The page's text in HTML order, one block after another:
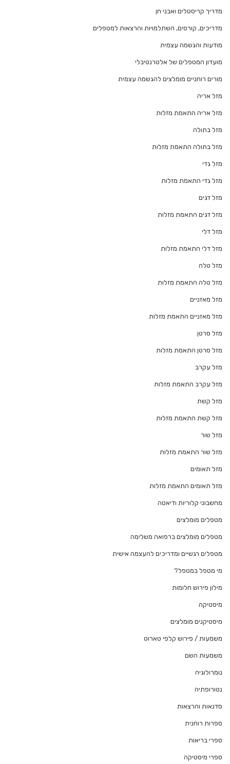
מדריך קריסטלים ואבני חן
מדריכים, קורסים, השתלמויות והרצאות למטפלים
מודעות והגשמה עצמית
מועדון המטפלים של אלטרנטיבלי
מורים רוחניים מומלצים להגשמה עצמית
מזל אריה
מזל אריה התאמת מזלות
מזל בתולה
מזל בתולה התאמת מזלות
מזל גדי
מזל גדי התאמת מזלות
מזל דגים
מזל דגים התאמת מזלות
מזל דלי
מזל דלי התאמת מזלות
מזל טלה
מזל טלה התאמת מזלות
מזל מאזניים
מזל מאזניים התאמת מזלות
מזל סרטן
מזל סרטן התאמת מזלות
מזל עקרב
מזל עקרב התאמת מזלות
מזל קשת
מזל קשת התאמת מזלות
מזל שור
מזל שור התאמת מזלות
מזל תאומים
מזל תאומים התאמת מזלות
מחשבוני קלוריות ודיאטה
מטפלים מומלצים
מטפלים מומלצים ברפואה משלימה
מטפלים רגשיים ומדריכים להעצמה אישית
מי מטפל במטפל?
מילון פירוש חלומות
מיסטיקה
מיסטיקנים מומלצים
משמעות / פירוש קלפי טארוט
משמעות השם
נומרולוגיה
נטורופתיה
סדנאות והרצאות
ספרות רוחנית
ספרי בריאות
ספרי מיסטיקה